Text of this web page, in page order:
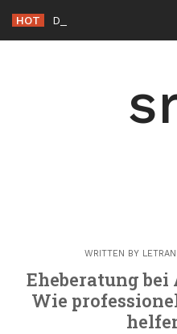
content
HOT
WRITTEN BY
Eheberatung
Wie